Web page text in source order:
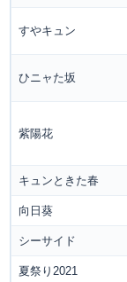
すやキュン
ひニャた坂
紫陽花
キュンときた春
向日葵
シーサイド
夏祭り2021